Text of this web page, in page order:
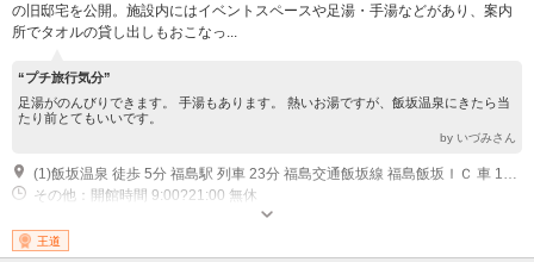
の旧邸宅を公開。施設内にはイベントスペースや足湯・手湯などがあり、案内
所でタオルの貸し出しもおこなっ...
“プチ旅行気分”
足湯がのんびりできます。 手湯もあります。 熱いお湯ですが、飯坂温泉にきたら当
たり前とてもいいです。
by いづみさん
(1)飯坂温泉 徒歩 5分 福島駅 列車 23分 福島交通飯坂線 福島飯坂ＩＣ 車 10分
その他：開館時間 9:00?21:00 無休
王道